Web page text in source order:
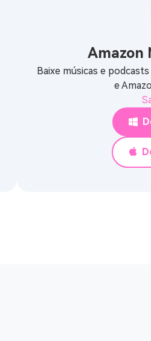
Amazon
Baixe músicas e
e